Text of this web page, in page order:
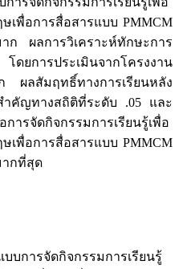
เพื่อการสื่อสารแบบ PMMCM
ก ผลการวิเคราะห์ทักษะการ
ดยการประเมินจากโครงงาน
ผลสัมฤทธิ์ทางการเรียนหลัง
ำคัญทางสถิติที่ระดับ .05 และ
ารจัดกิจกรรมการเรียนรู้เพื่อ
เพื่อการสื่อสารแบบ PMMCM
ากที่สุด
บการจัดกิจกรรมการเรียนรู้